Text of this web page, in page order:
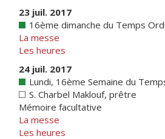
23 juil. 2017
16ème dimanche du Temps
La messe
Les heures
24 juil. 2017
Lundi, 16ème Semaine du
S. Charbel Maklouf, prêtre
Mémoire facultative
La messe
Les heures